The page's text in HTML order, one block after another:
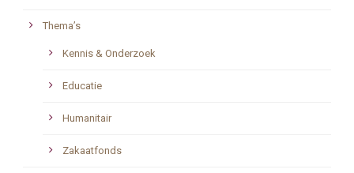
Thema’s
Kennis & Onderzoek
Educatie
Humanitair
Zakaatfonds